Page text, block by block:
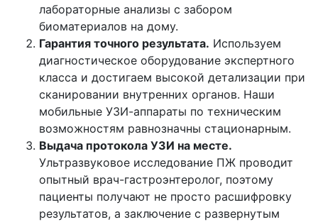
лабораторные анализы с забором
биоматериалов на дому.
Гарантия точного результата. Используем
диагностическое оборудование экспертного
класса и достигаем высокой детализации при
сканировании внутренних органов. Наши
мобильные УЗИ-аппараты по техническим
возможностям равнозначны стационарным.
Выдача протокола УЗИ на месте.
Ультразвуковое исследование ПЖ проводит
опытный врач-гастроэнтеролог, поэтому
пациенты получают не просто расшифровку
результатов, а заключение с развернутым